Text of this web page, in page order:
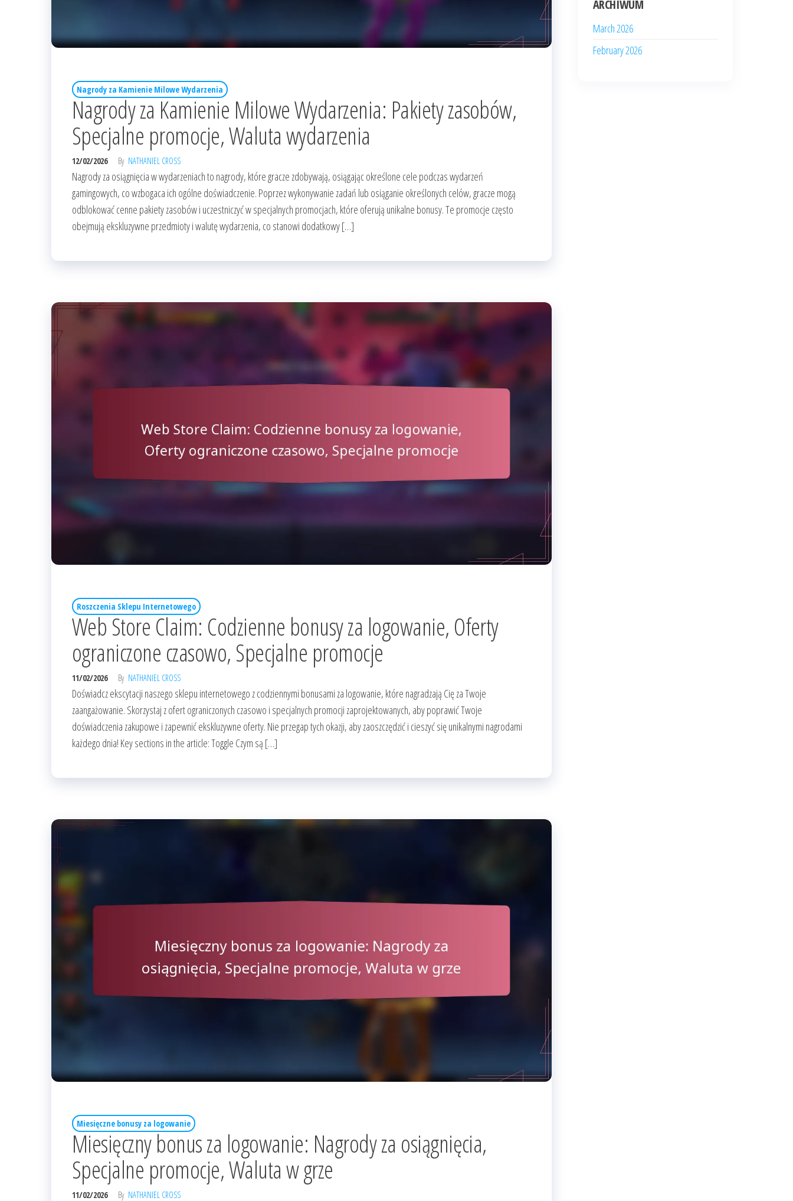
Nagrody za Kamienie Milowe Wydarzenia
Nagrody za Kamienie Milowe Wydarzenia: Pakiety zasobów,
Specjalne promocje, Waluta wydarzenia
12/02/2026 By NATHANIEL CROSS
Nagrody za osiągnięcia w wydarzeniach to nagrody, które gracze zdobywają, osiągając określone cele podczas wydarzeń
gamingowych, co wzbogaca ich ogólne doświadczenie. Poprzez wykonywanie zadań lub osiąganie określonych celów, gracze mogą
odblokować cenne pakiety zasobów i uczestniczyć w specjalnych promocjach, które oferują unikalne bonusy. Te promocje często
obejmują ekskluzywne przedmioty i walutę wydarzenia, co stanowi dodatkowy […]
Roszczenia Sklepu Internetowego
Web Store Claim: Codzienne bonusy za logowanie, Oferty
ograniczone czasowo, Specjalne promocje
11/02/2026 By NATHANIEL CROSS
Doświadcz ekscytacji naszego sklepu internetowego z codziennymi bonusami za logowanie, które nagradzają Cię za Twoje
zaangażowanie. Skorzystaj z ofert ograniczonych czasowo i specjalnych promocji zaprojektowanych, aby poprawić Twoje
doświadczenia zakupowe i zapewnić ekskluzywne oferty. Nie przegap tych okazji, aby zaoszczędzić i cieszyć się unikalnymi nagrodami
każdego dnia! Key sections in the article: Toggle Czym są […]
Miesięczne bonusy za logowanie
Miesięczny bonus za logowanie: Nagrody za osiągnięcia,
Specjalne promocje, Waluta w grze
11/02/2026 By NATHANIEL CROSS
ARCHIWUM
March 2026
February 2026